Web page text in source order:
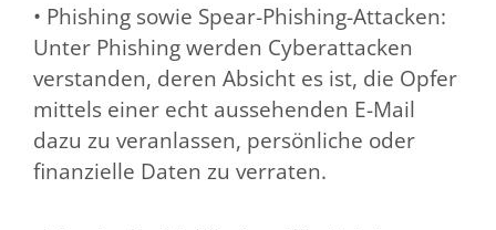
• Phishing sowie Spear-Phishing-Attacken:
Unter Phishing werden Cyberattacken
verstanden, deren Absicht es ist, die Opfer
mittels einer echt aussehenden E-Mail
dazu zu veranlassen, persönliche oder
finanzielle Daten zu verraten.